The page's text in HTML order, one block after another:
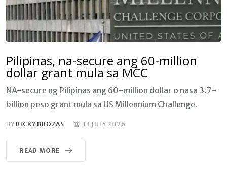
Pilipinas, na-secure ang 60-million
dollar grant mula sa MCC
NA-secure ng Pilipinas ang 60-million dollar o nasa 3.7-
billion peso grant mula sa US Millennium Challenge.
BY RICKY BROZAS 13 JULY 2026
READ MORE